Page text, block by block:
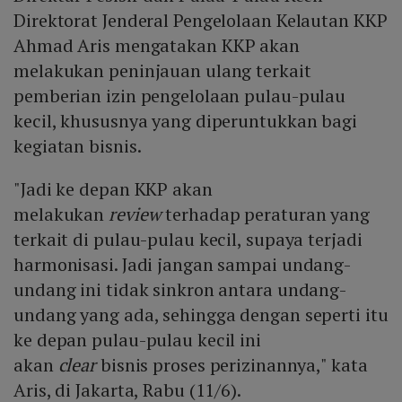
Direktorat Jenderal Pengelolaan Kelautan KKP
Ahmad Aris mengatakan KKP akan
melakukan peninjauan ulang terkait
pemberian izin pengelolaan pulau-pulau
kecil, khususnya yang diperuntukkan bagi
kegiatan bisnis.
"Jadi ke depan KKP akan
melakukan reviewterhadap peraturan yang
terkait di pulau-pulau kecil, supaya terjadi
harmonisasi. Jadi jangan sampai undang-
undang ini tidak sinkron antara undang-
undang yang ada, sehingga dengan seperti itu
ke depan pulau-pulau kecil ini
akan clearbisnis proses perizinannya," kata
Aris, di Jakarta, Rabu (11/6).